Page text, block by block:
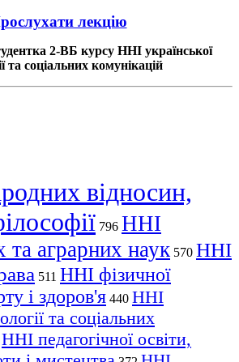
лекцію
2-ВБ курсу ННІ української
та соціальних комунікацій
відносин,
796 ННІ
та аграрних наук 570 ННІ
511 ННІ фізичної
і здоров'я 440 ННІ
та соціальних
ННІ педагогічної освіти,